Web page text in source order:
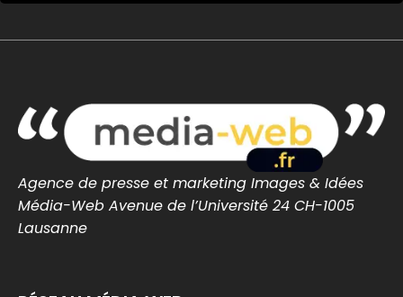
protection de biotope
saintnazaire-infos.fr
0 0 Twitter
MEDIA WEB
Agence de presse et marketing Images & Idées
Média-Web Avenue de l’Université 24 CH-1005
Lausanne